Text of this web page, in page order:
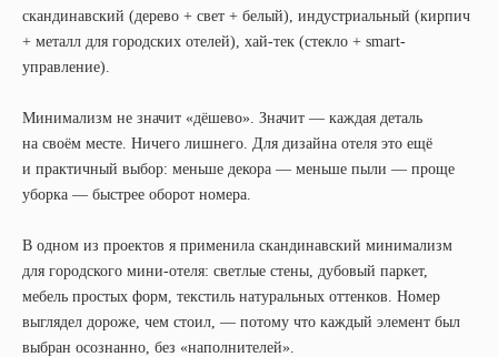
скандинавский (дерево + свет + белый), индустриальный (кирпич
+ металл для городских отелей), хай-тек (стекло + smart-
управление).
Минимализм не значит «дёшево». Значит — каждая деталь
на своём месте. Ничего лишнего. Для дизайна отеля это ещё
и практичный выбор: меньше декора — меньше пыли — проще
уборка — быстрее оборот номера.
В одном из проектов я применила скандинавский минимализм
для городского мини-отеля: светлые стены, дубовый паркет,
мебель простых форм, текстиль натуральных оттенков. Номер
выглядел дороже, чем стоил, — потому что каждый элемент был
выбран осознанно, без «наполнителей».